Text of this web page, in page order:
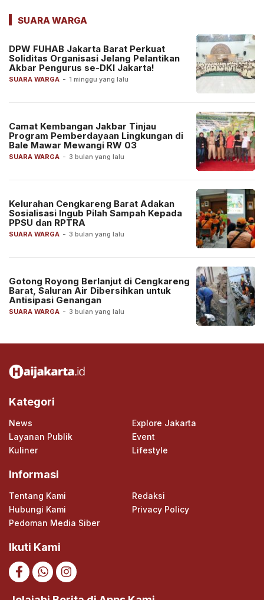
SUARA WARGA
SUARA WARGA - 1 minggu yang lalu
DPW FUHAB Jakarta Barat Perkuat
Soliditas Organisasi Jelang Pelantikan
Akbar Pengurus se-DKI Jakarta!
SUARA WARGA - 3 bulan yang lalu
Camat Kembangan Jakbar Tinjau
Program Pemberdayaan Lingkungan di
Bale Mawar Mewangi RW 03
SUARA WARGA - 3 bulan yang lalu
Kelurahan Cengkareng Barat Adakan
Sosialisasi Ingub Pilah Sampah Kepada
PPSU dan RPTRA
SUARA WARGA - 3 bulan yang lalu
Gotong Royong Berlanjut di Cengkareng
Barat, Saluran Air Dibersihkan untuk
Antisipasi Genangan
Kategori
News
Explore Jakarta
Layanan Publik
Event
Kuliner
Lifestyle
Informasi
Tentang Kami
Redaksi
Hubungi Kami
Privacy Policy
Pedoman Media Siber
Ikuti Kami